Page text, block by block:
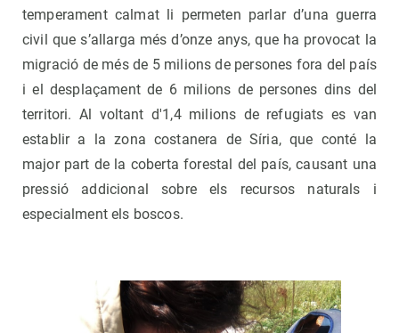
temperament calmat li permeten parlar d’una guerra
civil que s’allarga més d’onze anys, que ha provocat la
migració de més de 5 milions de persones fora del país
i el desplaçament de 6 milions de persones dins del
territori. Al voltant d'1,4 milions de refugiats es van
establir a la zona costanera de Síria, que conté la
major part de la coberta forestal del país, causant una
pressió addicional sobre els recursos naturals i
especialment els boscos.